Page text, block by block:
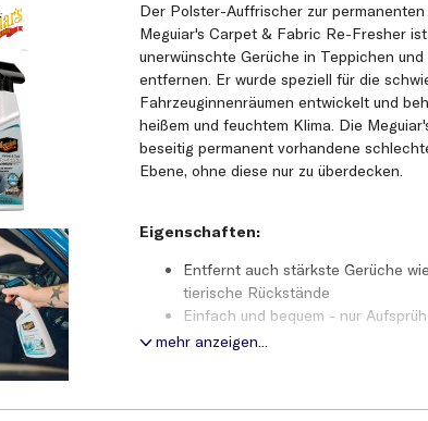
Befreit Textilien wie z.B. Polster,
Teppiche und Kleider von
Neutralisierende Inhaltsstoffe auf
in die Fasern ein und binden die
Eine leichte Parfümierung sorgt
Frischeduft. Für Auto und Haushalt
Auch als Raumspray verwendbar
Sprayerdüse auf Sprühstellung
Zu behandelnde Gegenstände
Textil leicht feucht ist. Trocknen
Bei starker GeruchsBILDung
Fenster einwirken lassen.
Der Polster-Auffrischer zur
Meguiar's Carpet & Fabric Re-Fresher
unerwünschte Gerüche in Teppichen
entfernen. Er wurde speziell für die
Fahrzeuginnenräumen entwickelt und
heißem und feuchtem Klima. Die
beseitig permanent vorhandene
Ebene, ohne diese nur zu überdecken.
Eigenschaften:
Entfernt auch stärkste Gerüche
tierische Rückstände
Einfach und bequem - nur
verschwinden dauerhaft
mehr anzeigen...